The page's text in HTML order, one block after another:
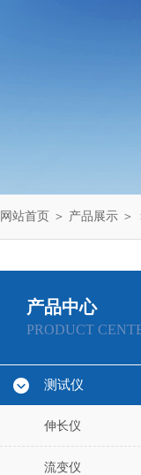
网站首页 ＞ 产品展示 ＞
产品中心
PRODUCT
测试仪
伸长仪
流变仪